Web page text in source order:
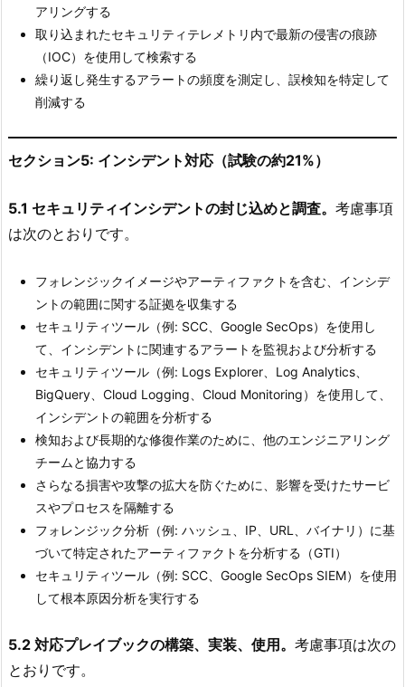
アリングする
取り込まれたセキュリティテレメトリ内で最新の侵害の痕跡
（IOC）を使用して検索する
繰り返し発生するアラートの頻度を測定し、誤検知を特定して
削減する
セクション5: インシデント対応（試験の約21%）
5.1 セキュリティインシデントの封じ込めと調査。 考慮事項
は次のとおりです。
フォレンジックイメージやアーティファクトを含む、インシデ
ントの範囲に関する証拠を収集する
セキュリティツール（例: SCC、Google SecOps）を使用し
て、インシデントに関連するアラートを監視および分析する
セキュリティツール（例: Logs Explorer、Log Analytics、
BigQuery、Cloud Logging、Cloud Monitoring）を使用して、
インシデントの範囲を分析する
検知および長期的な修復作業のために、他のエンジニアリング
チームと協力する
さらなる損害や攻撃の拡大を防ぐために、影響を受けたサービ
スやプロセスを隔離する
フォレンジック分析（例: ハッシュ、IP、URL、バイナリ）に基
づいて特定されたアーティファクトを分析する（GTI）
セキュリティツール（例: SCC、Google SecOps SIEM）を使用
して根本原因分析を実行する
5.2 対応プレイブックの構築、実装、使用。 考慮事項は次の
とおりです。